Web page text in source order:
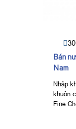
Bán
Nam
Nhập
khuôn
Fine